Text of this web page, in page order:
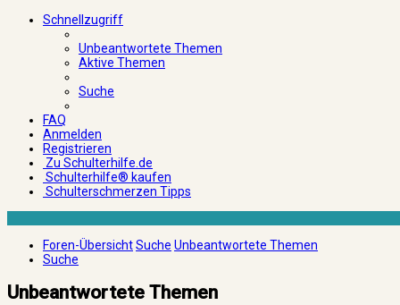
Schnellzugriff
Unbeantwortete Themen
Aktive Themen
Suche
FAQ
Anmelden
Registrieren
Zu Schulterhilfe.de
Schulterhilfe® kaufen
Schulterschmerzen Tipps
Foren-ÜbersichtSuche Unbeantwortete Themen
Suche
Unbeantwortete Themen